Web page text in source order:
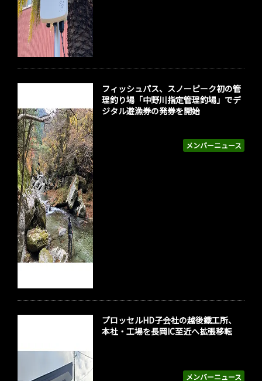
メンバーニュース
フィッシュパス、スノーピーク初の管
理釣り場「中野川指定管理釣場」でデ
ジタル遊漁券の発券を開始
メンバーニュース
プロッセルHD子会社の越後鐡工所、
本社・工場を長岡IC至近へ拡張移転